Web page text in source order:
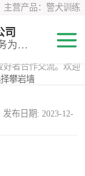
主营产品：警犬训练
军犬训练器材等训
客至上的原则，锐
好者合作交流。欢迎
司
集研发，生产，销售，售后服务为一体
攀岩墙
布日期: 2023-12-